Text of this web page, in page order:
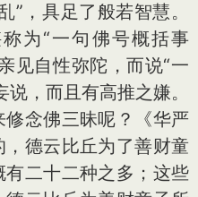
”，具足了般若智慧。
为“一句佛号概括事
见自性弥陀，而说“一
，而且有高推之嫌。
念佛三昧呢？《华严
德云比丘为了善财童
二十二种之多；这些